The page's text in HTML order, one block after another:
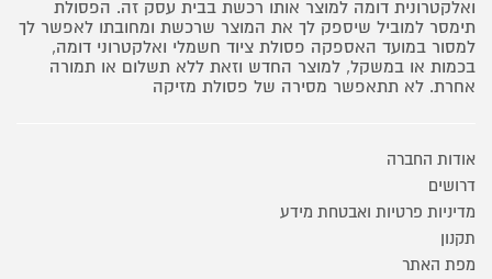
ואלקטרונית דומה למוצר אותו רכשת בבית עסק זה. הפסולת
תימסר למוביל שיספק לך את המוצר שרכשת ומחובתו לאפשר לך
למסור במועד האספקה פסולת ציוד חשמלי ואלקטרוני דומה,
בכמות או במשקל, למוצר החדש וזאת ללא תשלום או תמורה
אחרת. לא תתאפשר מסירה של פסולת מזיקה
אודות החברה
דרושים
מדיניות פרטיות ואבטחת מידע
תקנון
מפת האתר